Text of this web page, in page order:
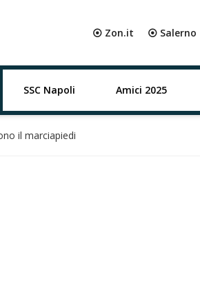
⦿ Zon.it ⦿ Salerno
SSC Napoli Amici 2025
il marciapiedi